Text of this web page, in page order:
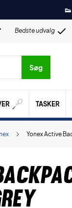
Bedste udvalg
Søg
TASKER
Yonex Active